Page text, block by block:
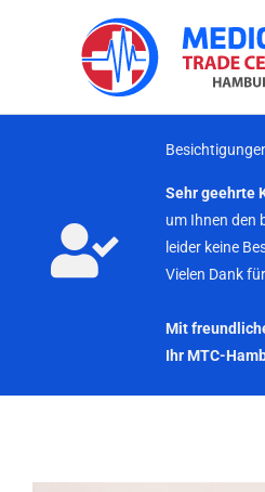
Sehr geehrte
um Ihnen den
leider keine
Vielen Dank
Mit
Ihr MTC-